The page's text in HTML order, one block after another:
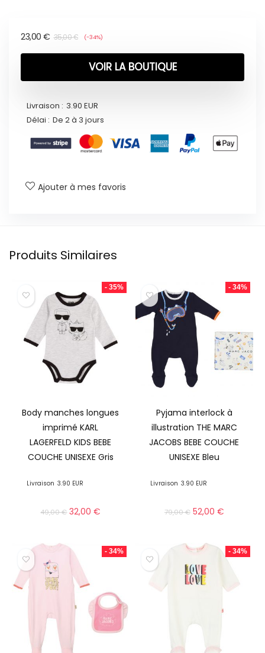
35,00€
23,00 € (-34%)
VOIR LA BOUTIQUE
Livraison : 3.90 EUR
Délai : De 2 à 3 jours
Ajouter à mes favoris
Produits Similaires
- 35%
Body manches longues
imprimé KARL
LAGERFELD KIDS BEBE
COUCHE UNISEXE Gris
Livraison 3.90 EUR
49,00€ 32,00€
- 34%
Pyjama interlock à
illustration THE MARC
JACOBS BEBE COUCHE
UNISEXE Bleu
Livraison 3.90 EUR
79,00€ 52,00 €
- 34% - 34%